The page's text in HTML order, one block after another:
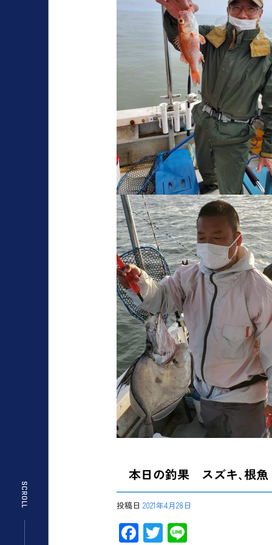
本日の釣果 スズキ､根魚
投稿日 2021年4月28日
F T